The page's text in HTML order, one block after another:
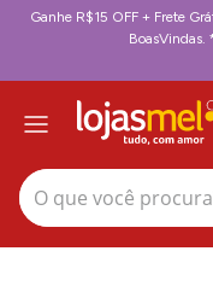
Ganhe R$15 OFF + Frete
BoasVindas.
O que você procura?